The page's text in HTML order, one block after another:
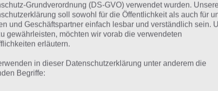
Bewohner beim Grobian Fort geben (Angreifen
Figuren 63 Benzinkanister + Bonus, wenn man
Bart freigeschaltet? Diesem kannst du auch einen 8
dann aber keinen Schrott, nur Benzinkanister)!
Grundverordnung (DS-GVO) verwendet wurden. Unsere
soll sowohl für die Öffentlichkeit als auch für
und Geschäftspartner einfach lesbar und verständlich sein.
gewährleisten, möchten wir vorab die verwendeten
erläutern.
in dieser Datenschutzerklärung unter anderem die
Begriffe: